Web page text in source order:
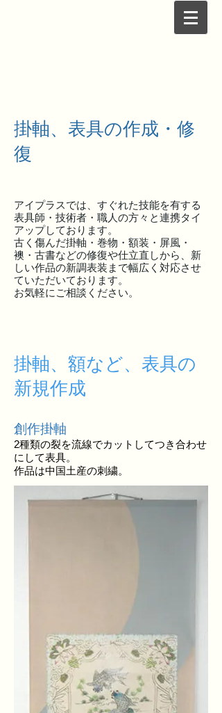
掛軸、表具の作成・修
復
アイプラスでは、すぐれた技能を有する
表具師・技術者・職人の方々と連携タイ
アップしております。
古く傷んだ掛軸・巻物・額装・屏風・
襖・古書などの修復や仕立直しから、新
しい作品の新調表装まで幅広く対応させ
ていただいております。
お気軽にご相談ください。
掛軸、額など、表具の
新規作成
創作掛軸
2種類の裂を流線でカットしてつき合わせ
にして表具。
作品は中国土産の刺繍。